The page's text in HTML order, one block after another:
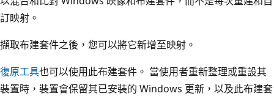
訂映射。
擷取布建套件之後，您可以將它新增至映射。
復原工具也可以使用此布建套件。 當使用者重新整理或重設其
裝置時，裝置會保留其已安裝的 Windows 更新，以及此布建套